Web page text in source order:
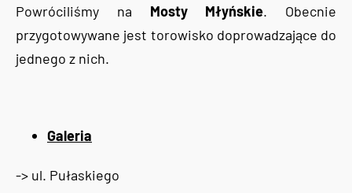
Powróciliśmy na Mosty Młyńskie. Obecnie
przygotowywane jest torowisko doprowadzające do
jednego z nich.
Galeria
-> ul. Pułaskiego